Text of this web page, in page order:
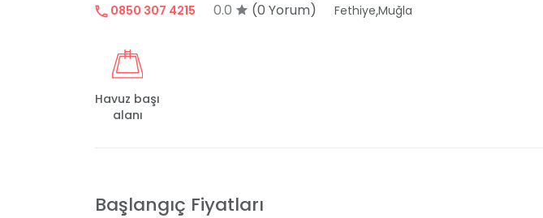
0850 307 4215 0.0 (0 Yorum) Fethiye,Muğla
Havuz başı
alanı
Başlangıç Fiyatları